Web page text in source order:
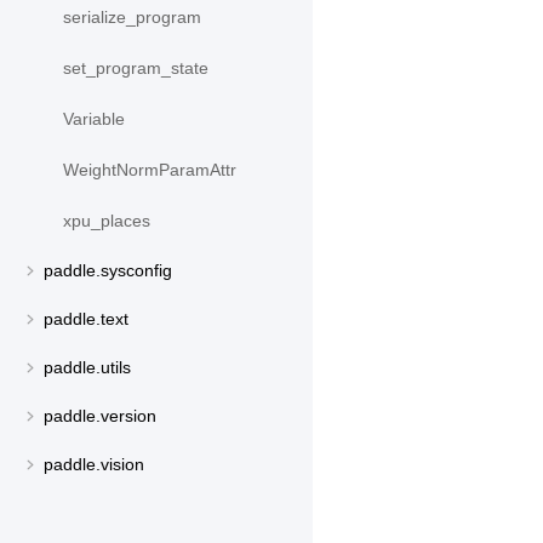
serialize_program
set_program_state
Variable
WeightNormParamAttr
xpu_places
paddle.sysconfig
paddle.text
paddle.utils
paddle.version
paddle.vision